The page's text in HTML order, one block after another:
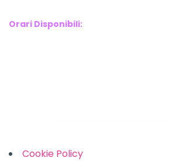
Orari Disponibili:
Cookie Policy